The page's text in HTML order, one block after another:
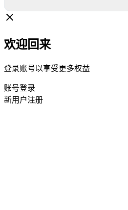
欢迎回来
登录账号以享受更多权益
账号登录
新用户注册